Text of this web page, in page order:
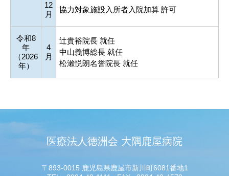
12
月
協力対象施設入所者入院加算 許可
令和8
年
（2026
年）
4
月
辻貴裕院長 就任
中山義博総長 就任
松瀨悦朗名誉院長 就任
医療法人徳洲会 大隅鹿屋病院
〒893-0015 鹿児島県鹿屋市新川町6081番地1